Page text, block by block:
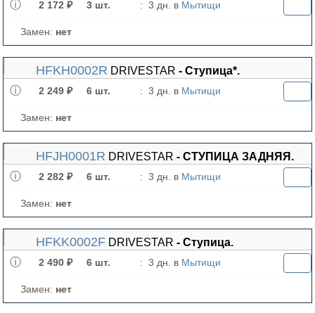
2 172 ₽ 3 шт. : 3 дн. в Мытищи
Замен: нет
HFKH0002R DRIVESTAR - Ступица*.
2 249 ₽ 6 шт. : 3 дн. в Мытищи
Замен: нет
HFJH0001R DRIVESTAR - СТУПИЦА ЗАДНЯЯ.
2 282 ₽ 6 шт. : 3 дн. в Мытищи
Замен: нет
HFKK0002F DRIVESTAR - Ступица.
2 490 ₽ 6 шт. : 3 дн. в Мытищи
Замен: нет